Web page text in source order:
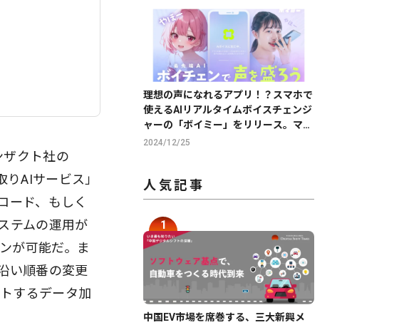
ザクト社の
AIサービス」
ード、もしく
テムの運用が
が可能だ。ま
い順番の変更
するデータ加
理想の声になれるアプリ！？スマホで
使えるAIリアルタイムボイスチェンジ
ャーの「ボイミー」をリリース。マイ
クに向かって喋るだけで、誰でも萌え
2024/12/25
人気記事
中国EV市場を席巻する、三大新興メ